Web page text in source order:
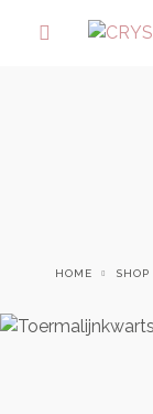
HOME SHOP